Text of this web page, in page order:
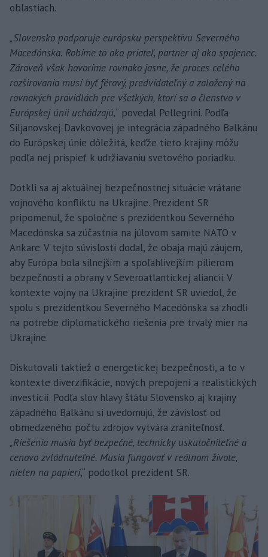
oblastiach.
„Slovensko podporuje európsku perspektívu Severného
Macedónska. Robíme to ako priateľ, partner aj ako spojenec.
Zároveň však hovoríme rovnako jasne, že proces celého
rozširovania musí byť férový, predvídateľný a založený na
rovnakých pravidlách pre všetkých, ktorí sa o členstvo v
Európskej únii uchádzajú,“ povedal Pellegrini. Podľa
Siljanovskej-Davkovovej je integrácia západného Balkánu
do Európskej únie dôležitá, keďže tieto krajiny môžu
podľa nej prispieť k udržiavaniu svetového poriadku.
Dotkli sa aj aktuálnej bezpečnostnej situácie vrátane
vojnového konfliktu na Ukrajine. Prezident SR
pripomenul, že spoločne s prezidentkou Severného
Macedónska sa zúčastnia na júlovom samite NATO v
Ankare. V tejto súvislosti dodal, že obaja majú záujem,
aby Európa bola silnejším a spoľahlivejším pilierom
bezpečnosti a obrany v Severoatlantickej aliancii. V
kontexte vojny na Ukrajine prezident SR uviedol, že
spolu s prezidentkou Severného Macedónska sa zhodli
na potrebe diplomatického riešenia pre trvalý mier na
Ukrajine.
Diskutovali taktiež o energetickej bezpečnosti, a to v
kontexte diverzifikácie, nových prepojení a realistických
investícií. Podľa slov hlavy štátu Slovensko aj krajiny
západného Balkánu si uvedomujú, že závislosť od
obmedzeného počtu zdrojov vytvára zraniteľnosť.
„Riešenia musia byť bezpečné, technicky uskutočniteľné a
cenovo zvládnuteľné. Musia fungovať v reálnom živote,
nielen na papieri,“ podotkol prezident SR.